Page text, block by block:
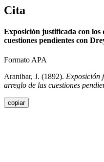
Cita
Exposición justificada con los
cuestiones pendientes con
Formato APA
Aranibar, J. (1892). Exposición
arreglo de las cuestiones
copiar